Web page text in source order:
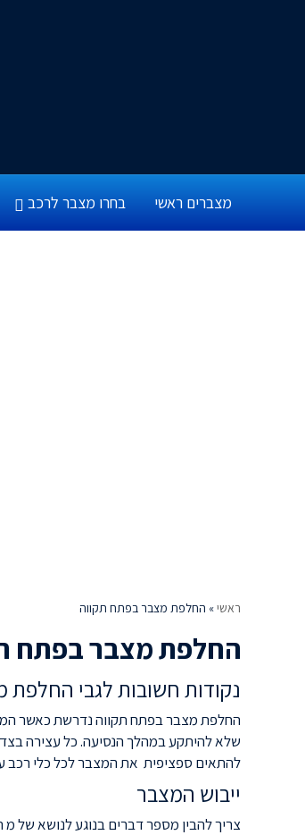
מצברים ראשי בחרו מצבר לרכב
ראשי» החלפת מצבר בפתח תקווה
החלפת מצבר בפתח
נקודות חשובות לגבי
החלפת מצבר בפתח תקווה נדרשת כאשר
שלא להיתקע במהלך הנסיעה. כל עצירה בצד
להתאים ספציפית את המצבר לכל כלי רכב על
ייבוש המצבר
צריך להבין מספר דברים בנוגע לנושא של